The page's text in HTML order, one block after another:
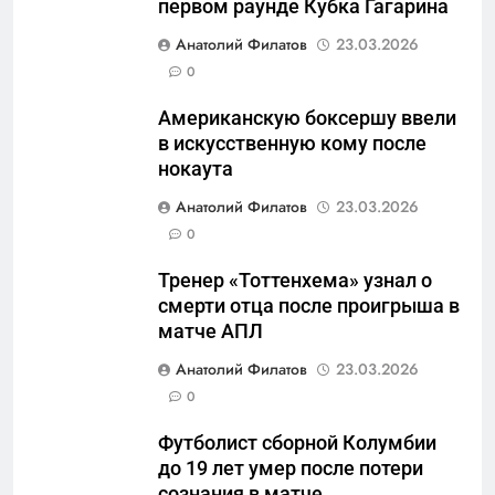
первом раунде Кубка Гагарина
Анатолий Филатов
23.03.2026
0
Американскую боксершу ввели
в искусственную кому после
нокаута
Анатолий Филатов
23.03.2026
0
Тренер «Тоттенхема» узнал о
смерти отца после проигрыша в
матче АПЛ
Анатолий Филатов
23.03.2026
0
Футболист сборной Колумбии
до 19 лет умер после потери
Что происходит в
военные изымают спирт «для
защиты Отечества»
САНКТ-ПЕТЕРБУРГ И ОБЛАСТЬ
«500-тонный беспилотник»
или очередная показуха? Что
САНКТ-ПЕТЕРБУРГ И ОБЛАСТЬ
провалов и уязвимости
региона